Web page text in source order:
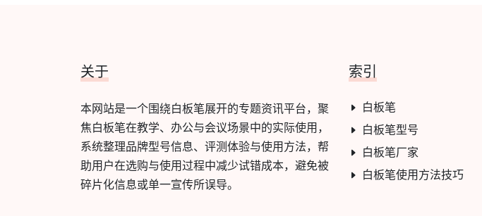
关于
本网站是一个围绕白板笔展开的专题资讯平台，聚
焦白板笔在教学、办公与会议场景中的实际使用，
系统整理品牌型号信息、评测体验与使用方法，帮
助用户在选购与使用过程中减少试错成本，避免被
碎片化信息或单一宣传所误导。
索引
白板笔
白板笔型号
白板笔厂家
白板笔使用方法技巧